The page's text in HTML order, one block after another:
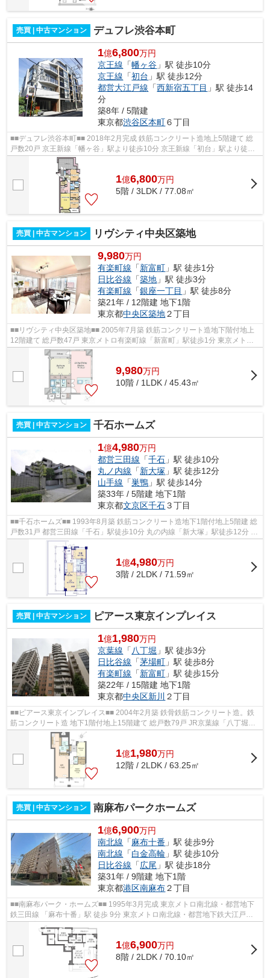
売買 | 中古マンション デュフレ渋谷本町
1億6,800万円
京王線 「幡ヶ谷 」駅 徒歩10分
京王線 「初台 」駅 徒歩12分
都営大江戸線 「西新宿五丁目 」駅 徒歩14
分
築8年 / 5階建
東京都渋谷区本町６丁目
■■デュフレ渋谷本町■■ 2018年2月完成 鉄筋コンクリート造地上5階建て 総
戸数20戸 京王新線「幡ヶ谷」駅より徒歩10分 京王新線「初台」駅より徒歩
12分 ペット飼育可能 オートロック...
1億6,800万円
5階 / 3LDK / 77.08㎡
売買 | 中古マンション リヴシティ中央区築地
9,980万円
有楽町線 「新富町 」駅 徒歩1分
日比谷線 「築地 」駅 徒歩3分
有楽町線 「銀座一丁目 」駅 徒歩8分
築21年 / 12階建 地下1階
東京都中央区築地２丁目
■■リヴシティ中央区築地■■ 2005年7月築 鉄筋コンクリート造地下階付地上
12階建て 総戸数47戸 東京メトロ有楽町線「新富町」駅徒歩1分 東京メトロ
日比谷線「築地」駅徒歩3分 東京メト...
9,980万円
10階 / 1LDK / 45.43㎡
売買 | 中古マンション 千石ホームズ
1億4,980万円
都営三田線 「千石 」駅 徒歩10分
丸ノ内線 「新大塚 」駅 徒歩12分
山手線 「巣鴨 」駅 徒歩14分
築33年 / 5階建 地下1階
東京都文京区千石３丁目
■■千石ホームズ■■ 1993年8月築 鉄筋コンクリート造地下1階付地上5階建 総
戸数31戸 都営三田線「千石」駅徒歩10分 丸の内線「新大塚」駅徒歩12分 JR
山手線「巣鴨」駅徒歩14分 エレベ...
1億4,980万円
3階 / 2LDK / 71.59㎡
売買 | 中古マンション ピアース東京インプレイス
1億1,980万円
京葉線 「八丁堀 」駅 徒歩3分
日比谷線 「茅場町 」駅 徒歩8分
有楽町線 「新富町 」駅 徒歩15分
築22年 / 15階建 地下1階
東京都中央区新川 ２丁目
■■ピアース東京インプレイス■■ 2004年2月築 鉄骨鉄筋コンクリート造。鉄
筋コンクリート造 地下1階付地上15階建て 総戸数79戸 JR京葉線「八丁堀」
駅徒歩3分 東京メトロ東西線「茅場町...
1億1,980万円
12階 / 2LDK / 63.25㎡
売買 | 中古マンション 南麻布パークホームズ
1億6,900万円
南北線 「麻布十番 」駅 徒歩9分
南北線 「白金高輪 」駅 徒歩10分
日比谷線 「広尾 」駅 徒歩18分
築31年 / 9階建 地下1階
東京都港区南麻布２丁目
■■南麻布パーク・ホームズ■■ 1995年3月完成 東京メトロ南北線・都営地下
鉄三田線 「麻布十番」駅 徒歩 9分 東京メトロ南北線・都営地下鉄大江戸線
「白金高輪」駅 徒歩 10分 東京メ...
1億6,900万円
8階 / 2LDK / 70.10㎡